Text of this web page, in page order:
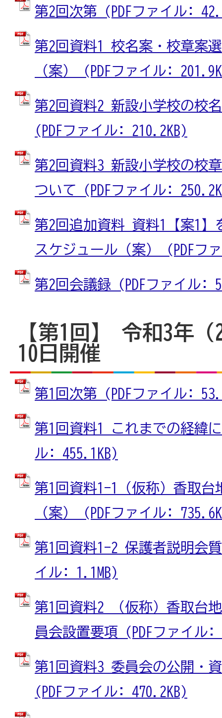
第2回次第 (PDFファイル:
第2回資料1 校名案・校章案
（案） (PDFファイル:
第2回資料2 新設小学校の校
(PDFファイル: 210.2KB)
第2回資料3 新設小学校の校
ついて (PDFファイル:
第2回追加資料 資料1【案1】
スケジュール（案） (PDFフ
第2回会議録 (PDFファイル:
【第1回】 令和3年（
10日開催
第1回次第 (PDFファイル:
第1回資料1 これまでの経緯
ル: 455.1KB)
第1回資料1-1（仮称）香取台
（案） (PDFファイル:
第1回資料1-2 保護者説明会
イル: 1.1MB)
第1回資料2 （仮称）香取台
員会設置要項 (PDFファイル:
第1回資料3 委員会の公開・
(PDFファイル: 470.2KB)